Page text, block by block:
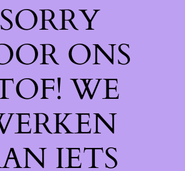
SORRY
ONS
WE
IETS